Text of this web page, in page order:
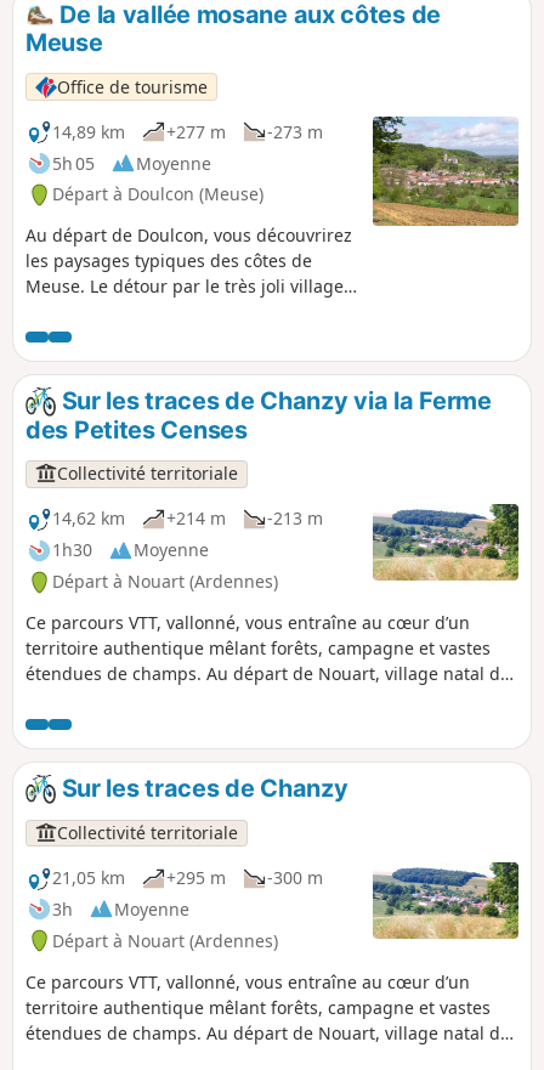
p
De la vallée mosane aux côtes de
Meuse
Office de tourisme
14,89 km
+277 m
-273 m
5h 05
Moyenne
Départ à Doulcon (Meuse)
Au départ de Doulcon, vous découvrirez
les paysages typiques des côtes de
Meuse. Le détour par le très joli village
belles surprises architecturales ! Vous
rejoindrez ensuite le village de Sassey-
sur-Meuse par la côte avant de
rejoindre Dun-sur-Meuse puis Doulcon
par le halage le long de la Meuse
navigable. Passant par 4 communes :
Dun-sur-Meuse, Doulcon, Mont-devant-
Sassey, Sassey-sur-Meuse, vous avez la
possibilité de partir au départ de l'une
d'entre elles. Vous avez aussi la
possibilité de fractionner cette balade
pour la raccourcir ou d'éviter la forêt en
période de chasse.
Sur les traces de Chanzy via la Ferme
des Petites Censes
Collectivité territoriale
14,62 km
+214 m
-213 m
1h30
Moyenne
Départ à Nouart (Ardennes)
Ce parcours VTT, vallonné, vous entraîne au cœur d’un
territoire authentique mêlant forêts, campagne et vastes
étendues de champs. Au départ de Nouart, village natal du
hameaux : Tailly, Barricourt, les Petites Censes, les
Forgettes, Les Tuileries... où se dévoilent de remarquables
bâtisses en pierre, témoins du patrimoine local. Un sentier
rythmé et varié, idéal pour les amateurs de VTT en quête de
nature, de relief et de découvertes historiques.
Sur les traces de Chanzy
Collectivité territoriale
21,05 km
+295 m
-300 m
3h
Moyenne
Départ à Nouart (Ardennes)
Ce parcours VTT, vallonné, vous entraîne au cœur d’un
territoire authentique mêlant forêts, campagne et vastes
étendues de champs. Au départ de Nouart, village natal du